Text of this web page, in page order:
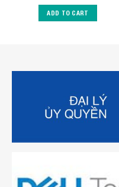
ADD TO CART